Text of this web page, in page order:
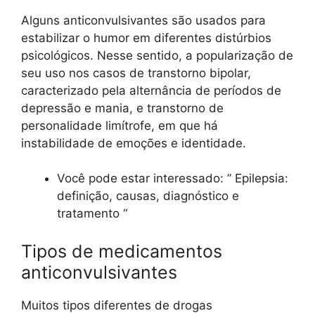
Alguns anticonvulsivantes são usados ​​para
estabilizar o humor em diferentes distúrbios
psicológicos. Nesse sentido, a popularização de
seu uso nos casos de transtorno bipolar,
caracterizado pela alternância de períodos de
depressão e mania, e transtorno de
personalidade limítrofe, em que há
instabilidade de emoções e identidade.
Você pode estar interessado: ” Epilepsia:
definição, causas, diagnóstico e
tratamento “
Tipos de medicamentos
anticonvulsivantes
Muitos tipos diferentes de drogas